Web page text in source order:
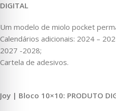
DIGITAL
Um modelo de miolo pocket
Calendários adicionais: 2024 –
2027 -2028;
Cartela de adesivos.
Joy | Bloco 10×10: PRODUTO